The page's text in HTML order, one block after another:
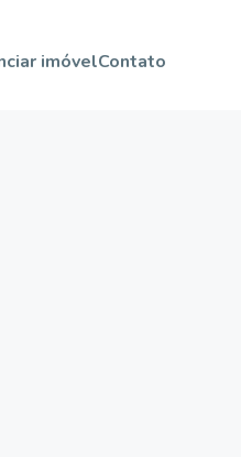
imóvelContato